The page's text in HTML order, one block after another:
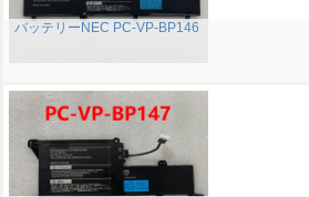
バッテリーNEC PC-VP-BP146